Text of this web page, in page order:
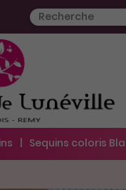
Sequins coloris